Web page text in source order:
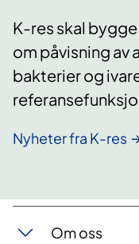
K-res skal
om påvisning
bakterier og
Nyheter fra K-res
Om oss